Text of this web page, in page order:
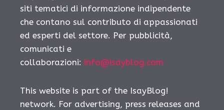
siti tematici di informazione indipendente
che contano sul contributo di appassionati
ed esperti del settore. Per pubblicità,
comunicati e
collaborazioni: info@isayblog.com
This website is part of the IsayBlog!
network. For advertising, press releases and